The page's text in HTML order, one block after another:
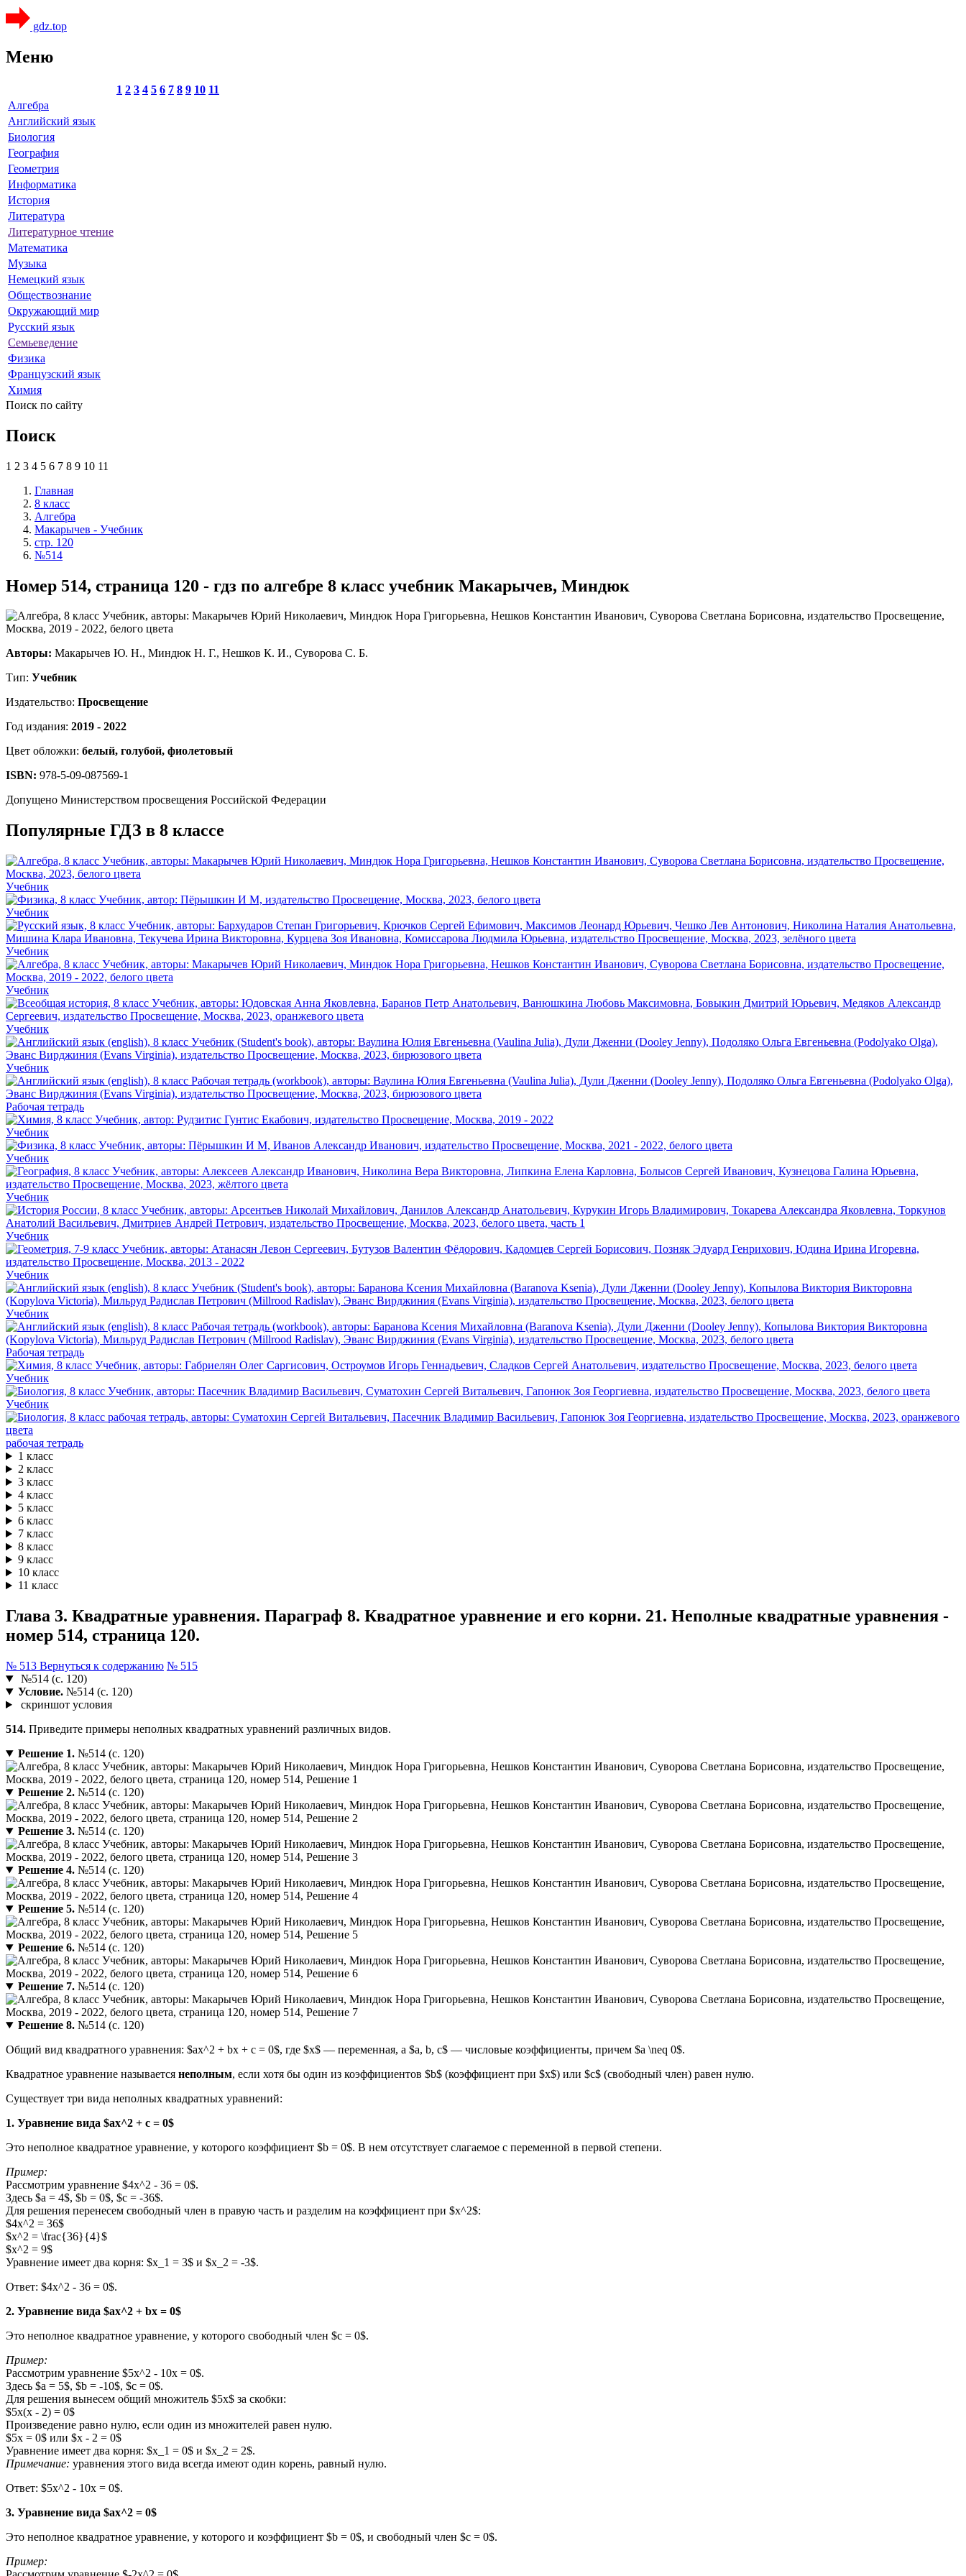
gdz.top
Меню
1 2 3 4 5 6 7 8 9 10 11
Алгебра
Английский язык
Биология
География
Геометрия
Информатика
История
Литература
Литературное чтение
Математика
Музыка
Немецкий язык
Обществознание
Окружающий мир
Русский язык
Семьеведение
Физика
Французский язык
Химия
Поиск по сайту
Поиск
1 2 3 4 5 6 7 8 9 10 11
Главная
8 класс
Алгебра
Макарычев - Учебник
стр. 120
№514
Номер 514, страница 120 - гдз по алгебре 8 класс учебник Макарычев, Миндюк
Авторы: Макарычев Ю. Н., Миндюк Н. Г., Нешков К. И., Суворова С. Б.
Тип: Учебник
Издательство: Просвещение
Год издания: 2019 - 2022
Цвет обложки: белый, голубой, фиолетовый
ISBN: 978-5-09-087569-1
Допущено Министерством просвещения Российской Федерации
Популярные ГДЗ в 8 классе
Учебник
Учебник
Учебник
Учебник
Учебник
Учебник
Рабочая тетрадь
Учебник
Учебник
Учебник
Учебник
Учебник
Учебник
Рабочая тетрадь
Учебник
Учебник
рабочая тетрадь
1 класс
2 класс
3 класс
4 класс
5 класс
6 класс
7 класс
8 класс
9 класс
10 класс
11 класс
Глава 3. Квадратные уравнения. Параграф 8. Квадратное уравнение и его корни. 21. Неполные квадратные уравнения -
номер 514, страница 120.
№ 513 Вернуться к содержанию № 515
№514 (с. 120)
Условие.№514 (с. 120)
скриншот условия
514. Приведите примеры неполных квадратных уравнений различных видов.
Решение 1.№514 (с. 120)
Решение 2.№514 (с. 120)
Решение 3.№514 (с. 120)
Решение 4.№514 (с. 120)
Решение 5.№514 (с. 120)
Решение 6.№514 (с. 120)
Решение 7.№514 (с. 120)
Решение 8.№514 (с. 120)
Общий вид квадратного уравнения: $ax^2 + bx + c = 0$, где $x$ — переменная, а $a, b, c$ — числовые коэффициенты, причем $a \neq 0$.
Квадратное уравнение называется неполным, если хотя бы один из коэффициентов $b$ (коэффициент при $x$) или $c$ (свободный член) равен нулю.
Существует три вида неполных квадратных уравнений:
1. Уравнение вида $ax^2 + c = 0$
Это неполное квадратное уравнение, у которого коэффициент $b = 0$. В нем отсутствует слагаемое с переменной в первой степени.
Пример:
Рассмотрим уравнение $4x^2 - 36 = 0$.
Здесь $a = 4$, $b = 0$, $c = -36$.
Для решения перенесем свободный член в правую часть и разделим на коэффициент при $x^2$:
$4x^2 = 36$
$x^2 = \frac{36}{4}$
$x^2 = 9$
Уравнение имеет два корня: $x_1 = 3$ и $x_2 = -3$.
Ответ: $4x^2 - 36 = 0$.
2. Уравнение вида $ax^2 + bx = 0$
Это неполное квадратное уравнение, у которого свободный член $c = 0$.
Пример:
Рассмотрим уравнение $5x^2 - 10x = 0$.
Здесь $a = 5$, $b = -10$, $c = 0$.
Для решения вынесем общий множитель $5x$ за скобки:
$5x(x - 2) = 0$
Произведение равно нулю, если один из множителей равен нулю.
$5x = 0$ или $x - 2 = 0$
Уравнение имеет два корня: $x_1 = 0$ и $x_2 = 2$.
Примечание: уравнения этого вида всегда имеют один корень, равный нулю.
Ответ: $5x^2 - 10x = 0$.
3. Уравнение вида $ax^2 = 0$
Это неполное квадратное уравнение, у которого и коэффициент $b = 0$, и свободный член $c = 0$.
Пример: